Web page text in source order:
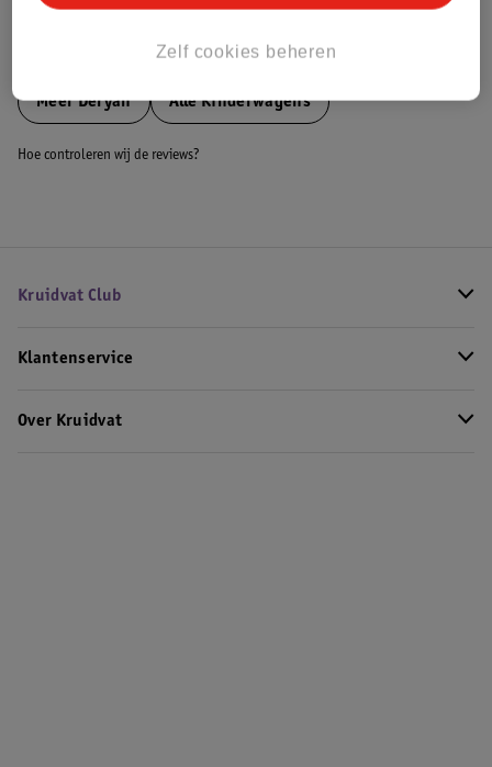
MeerDeryan Alle Kinderwagens
Hoe controleren wij de reviews?
Kruidvat Club
Klantenservice
Over Kruidvat
Zelf cookies beheren